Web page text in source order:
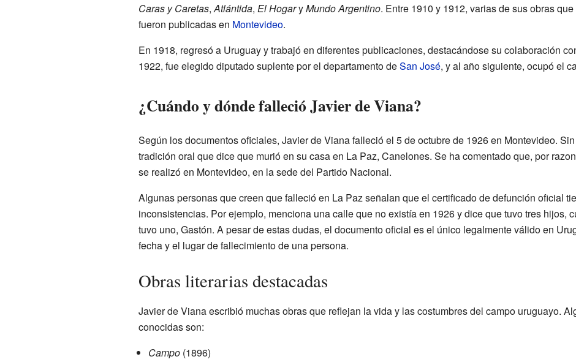
Caras y Caretas,Atlántida, El HogaryMundo Argentino. Entre 1910 y 1912, varias de sus obras
fueron publicadas en Montevideo.
En 1918, regresó a Uruguay y trabajó en diferentes publicaciones, destacándose su colaboración
1922, fue elegido diputado suplente por el departamento deSan José, y al año siguiente, ocupó el
¿Cuándo y dónde falleció Javier de Viana?
Según los documentos oficiales, Javier de Viana falleció el 5 de octubre de 1926 en Montevideo.
tradición oral que dice que murió en su casa en La Paz, Canelones. Se ha comentado que, por
se realizó en Montevideo, en la sede del Partido Nacional.
Algunas personas que creen que falleció en La Paz señalan que el certificado de defunción oficial
inconsistencias. Por ejemplo, menciona una calle que no existía en 1926 y dice que tuvo tres hijos,
tuvo uno, Gastón. A pesar de estas dudas, el documento oficial es el único legalmente válido en
fecha y el lugar de fallecimiento de una persona.
Obras literarias destacadas
Javier de Viana escribió muchas obras que reflejan la vida y las costumbres del campo uruguayo.
conocidas son:
Campo(1896)